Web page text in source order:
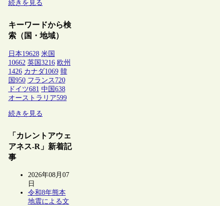
続きを見る
キーワードから検
索（国・地域）
日本19628 米国
10662 英国3216 欧州
1426 カナダ1069 韓
国950 フランス 720
ドイツ681 中国638
オーストラリア599
続きを見る
「カレントアウェ
アネス-R」新着記
事
2026年08月07
日
令和8年熊本
地震による文